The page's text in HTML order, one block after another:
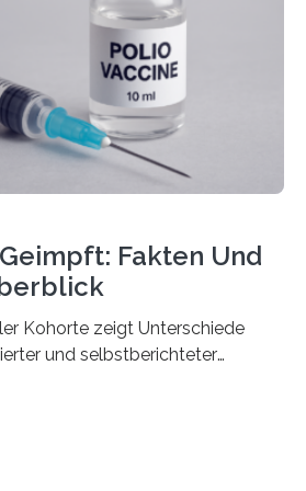
Hirnforschung am
haben eine solche
einer Untergruppe des
Die Wilhelm Sander-
das Projekt…
Fakten Und
Kohorte zeigt Unterschiede
und selbstberichteter
ansteckende Krankheit, die